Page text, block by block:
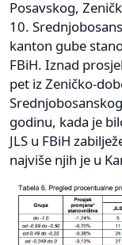
Posavskog,
10.
kanton gube
FBiH. Iznad
pet iz Zeničko-
godinu, kada je
JLS u FBiH
najviše njih je u